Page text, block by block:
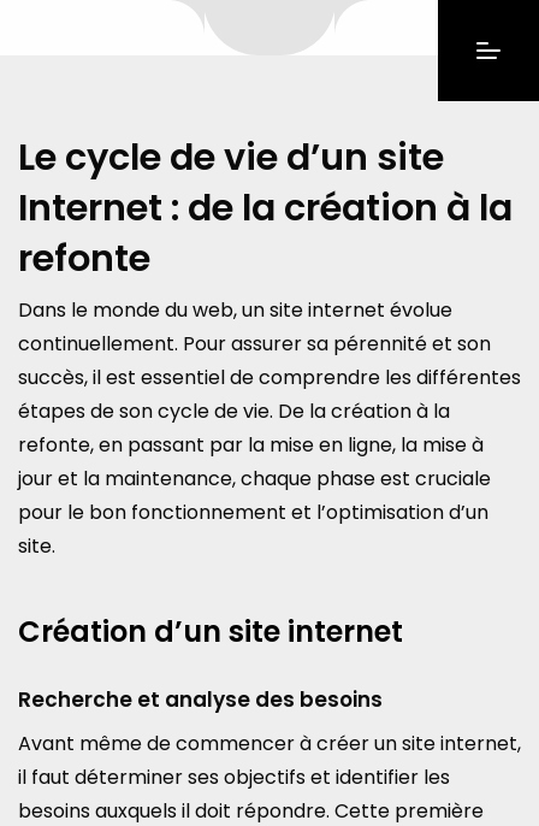
Le cycle de vie d’un site
Internet : de la création à la
refonte
Dans le monde du web, un site internet évolue
continuellement. Pour assurer sa pérennité et son
succès, il est essentiel de comprendre les différentes
étapes de son cycle de vie. De la création à la
refonte, en passant par la mise en ligne, la mise à
jour et la maintenance, chaque phase est cruciale
pour le bon fonctionnement et l’optimisation d’un
site.
Création d’un site internet
Recherche et analyse des besoins
Avant même de commencer à créer un site internet,
il faut déterminer ses objectifs et identifier les
besoins auxquels il doit répondre. Cette première